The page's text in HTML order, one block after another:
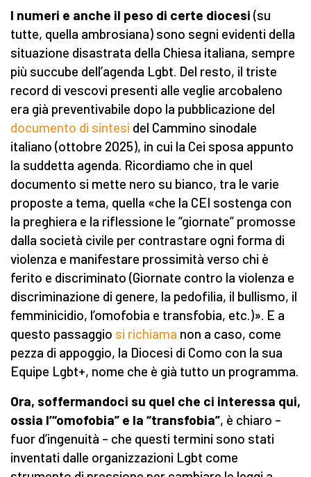
I numeri e anche il peso di certe diocesi (su
tutte, quella ambrosiana) sono segni evidenti della
situazione disastrata della Chiesa italiana, sempre
più succube dell’agenda Lgbt. Del resto, il triste
record di vescovi presenti alle veglie arcobaleno
era già preventivabile dopo la pubblicazione del
documento di sintesi del Cammino sinodale
italiano (ottobre 2025), in cui la Cei sposa appunto
la suddetta agenda. Ricordiamo che in quel
documento si mette nero su bianco, tra le varie
proposte a tema, quella «che la CEI sostenga con
la preghiera e la riflessione le “giornate” promosse
dalla società civile per contrastare ogni forma di
violenza e manifestare prossimità verso chi è
ferito e discriminato (Giornate contro la violenza e
discriminazione di genere, la pedofilia, il bullismo, il
femminicidio, l’omofobia e transfobia, etc.)». E a
questo passaggio si richiama non a caso, come
pezza di appoggio, la Diocesi di Como con la sua
Equipe Lgbt+, nome che è già tutto un programma.
Ora, soffermandoci su quel che ci interessa qui,
ossia l’“omofobia” e la “transfobia”, è chiaro –
fuor d’ingenuità – che questi termini sono stati
inventati dalle organizzazioni Lgbt come